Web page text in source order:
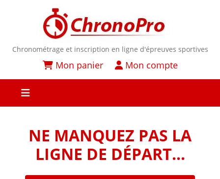
Chronométrage et inscription en ligne d'épreuves sportives
Mon panier Mon compte
NE MANQUEZ PAS LA
LIGNE DE DÉPART...